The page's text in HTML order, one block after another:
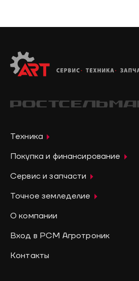
Техника
Покупка и финансирование
Сервис и запчасти
Точное земледелие
О компании
Вход в РСМ Агротроник
Контакты